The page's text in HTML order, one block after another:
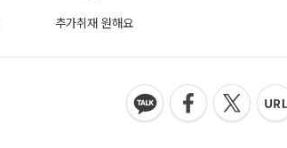
추가취재 원해요